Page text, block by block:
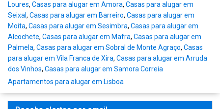
Loures, Casas para alugar em Amora, Casas para alugar em
Seixal, Casas para alugar em Barreiro, Casas para alugar em
Moita, Casas para alugar em Sesimbra, Casas para alugar em
Alcochete, Casas para alugar em Mafra, Casas para alugar em
Palmela, Casas para alugar em Sobral de Monte Agraço, Casas
para alugar em Vila Franca de Xira, Casas para alugar em Arruda
dos Vinhos, Casas para alugar em Samora Correia
Apartamentos para alugar em Lisboa